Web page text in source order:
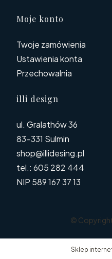
Moje konto
Twoje zamówienia
Ustawienia konta
Przechowalnia
illi design
ul. Gralathów 36
83-331 Sulmin
shop@illidesing.pl
tel.: 605 282 444
NIP 589 167 37 13
©
Sklep